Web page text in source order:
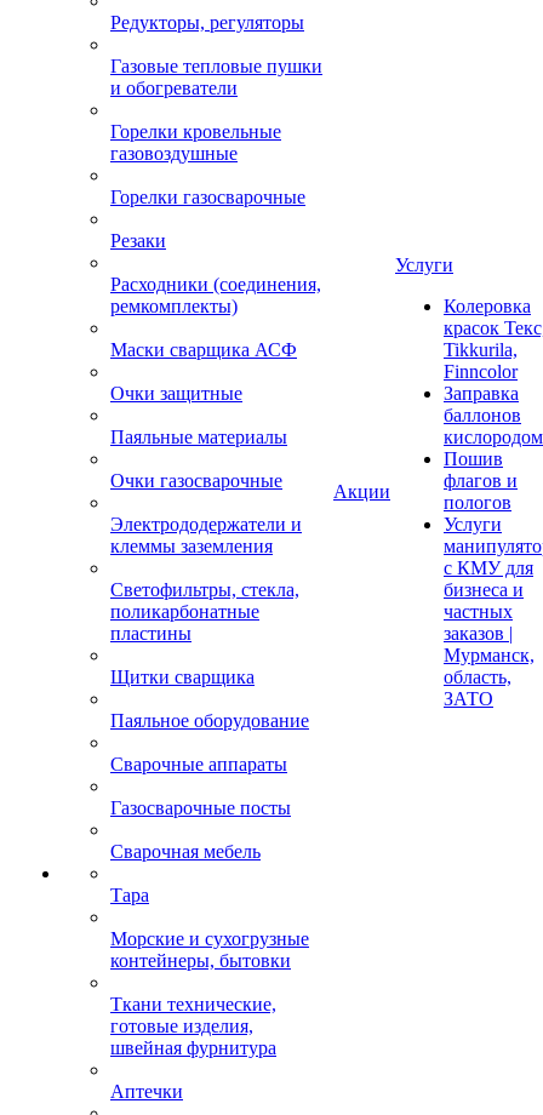
Редукторы, регуляторы
Газовые тепловые пушки
и обогреватели
Горелки кровельные
газовоздушные
Горелки газосварочные
Резаки
Расходники (соединения,
ремкомплекты)
Маски сварщика АСФ
Очки защитные
Паяльные материалы
Очки газосварочные
Электрододержатели и
клеммы заземления
Светофильтры, стекла,
поликарбонатные
пластины
Щитки сварщика
Паяльное оборудование
Сварочные аппараты
Газосварочные посты
Сварочная мебель
Тара
Морские и сухогрузные
контейнеры, бытовки
Ткани технические,
готовые изделия,
швейная фурнитура
Аптечки
Акции
Услуги
Колеровка
красок
Tikkurila,
Finncolor
Заправка
баллонов
кислородом
Пошив
флагов и
пологов
Услуги
с КМУ для
бизнеса и
частных
заказов |
Мурманск,
область,
ЗАТО